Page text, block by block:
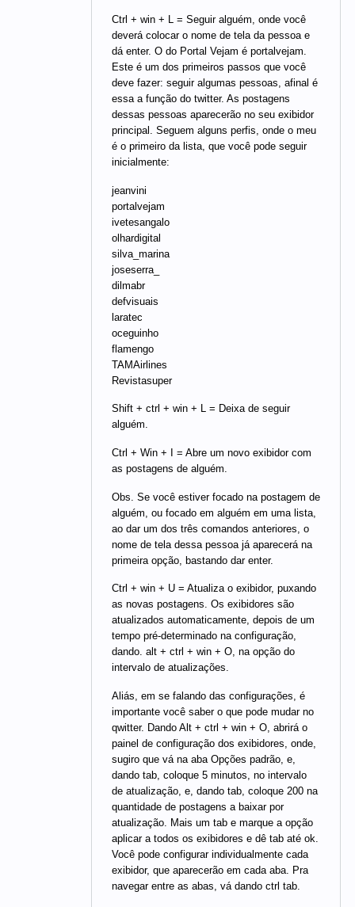
Ctrl + win + L = Seguir alguém, onde você
deverá colocar o nome de tela da pessoa e
dá enter. O do Portal Vejam é portalvejam.
Este é um dos primeiros passos que você
deve fazer: seguir algumas pessoas, afinal é
essa a função do twitter. As postagens
dessas pessoas aparecerão no seu exibidor
principal. Seguem alguns perfis, onde o meu
é o primeiro da lista, que você pode seguir
inicialmente:
jeanvini
portalvejam
ivetesangalo
olhardigital
silva_marina
joseserra_
dilmabr
defvisuais
laratec
oceguinho
flamengo
TAMAirlines
Revistasuper
Shift + ctrl + win + L = Deixa de seguir
alguém.
Ctrl + Win + I = Abre um novo exibidor com
as postagens de alguém.
Obs. Se você estiver focado na postagem de
alguém, ou focado em alguém em uma lista,
ao dar um dos três comandos anteriores, o
nome de tela dessa pessoa já aparecerá na
primeira opção, bastando dar enter.
Ctrl + win + U = Atualiza o exibidor, puxando
as novas postagens. Os exibidores são
atualizados automaticamente, depois de um
tempo pré-determinado na configuração,
dando. alt + ctrl + win + O, na opção do
intervalo de atualizações.
Aliás, em se falando das configurações, é
importante você saber o que pode mudar no
qwitter. Dando Alt + ctrl + win + O, abrirá o
painel de configuração dos exibidores, onde,
sugiro que vá na aba Opções padrão, e,
dando tab, coloque 5 minutos, no intervalo
de atualização, e, dando tab, coloque 200 na
quantidade de postagens a baixar por
atualização. Mais um tab e marque a opção
aplicar a todos os exibidores e dê tab até ok.
Você pode configurar individualmente cada
exibidor, que aparecerão em cada aba. Pra
navegar entre as abas, vá dando ctrl tab.